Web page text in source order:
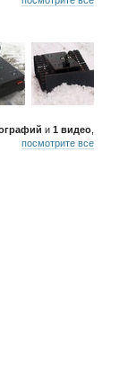
и 1 видео
посмотрите все